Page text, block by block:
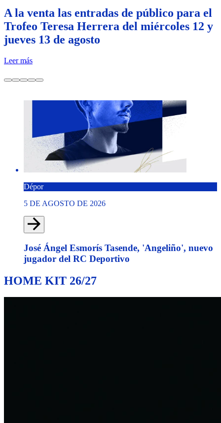
A la venta las entradas de público para el
Trofeo Teresa Herrera del miércoles 12 y
jueves 13 de agosto
Leer más
Dépor
5 DE AGOSTO DE 2026
José Ángel Esmorís Tasende, 'Angeliño', nuevo
jugador del RC Deportivo
HOME KIT 26/27